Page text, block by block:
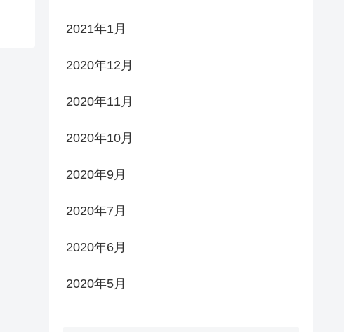
2021年1月
2020年12月
2020年11月
2020年10月
2020年9月
2020年7月
2020年6月
2020年5月